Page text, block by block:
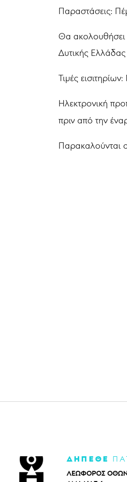
Παραστάσεις:
Θα ακολουθήσει
Δυτικής
Τιμές
Ηλεκτρονική
πριν από την
Παρακαλούνται
ΔΗΠΕΘΕ
ΛΕΩΦΟΡΟΣ